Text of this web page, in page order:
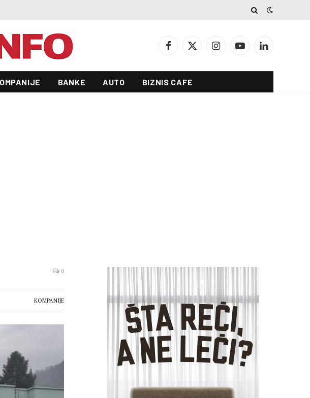
Facebook
X
InstagramYouTubeLinkedIn
BANKE AUTO BIZNIS CAFE
0
KOMPANIJE